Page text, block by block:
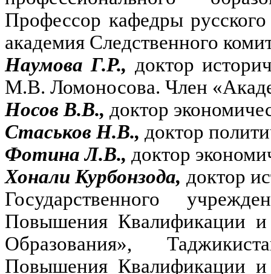
Профессор кафедры
академия Следственного
Наумова Г.Р., доктор
М.В. Ломоносова. Член
Носов В.В., доктор
Стаськов Н.В., доктор
Фотина Л.В., доктор
Хонали Курбонзода, доктор
Государственного
Повышения Квалификации и
Образования»,
Повышения Квалификации и